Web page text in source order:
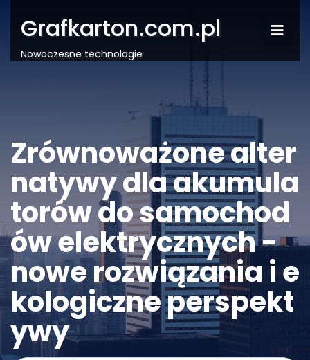
Grafkarton.com.pl
Nowoczesne technologie
Zrównoważone alter
natywy dla akumula
torów do samochod
ów elektrycznych -
nowe rozwiązania i e
kologiczne perspekt
ywy